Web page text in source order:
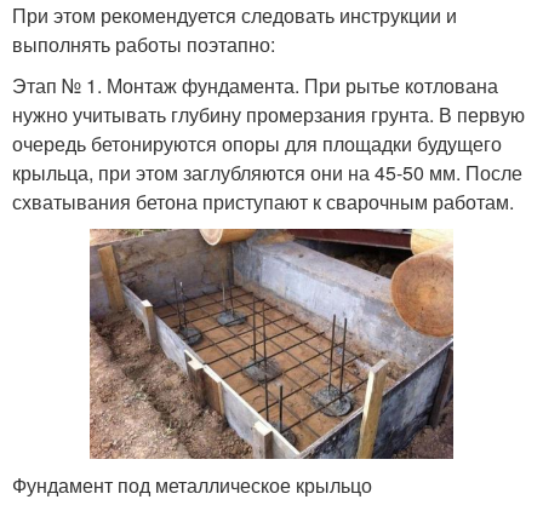
При этом рекомендуется следовать инструкции и
выполнять работы поэтапно:
Этап № 1. Монтаж фундамента. При рытье котлована
нужно учитывать глубину промерзания грунта. В первую
очередь бетонируются опоры для площадки будущего
крыльца, при этом заглубляются они на 45-50 мм. После
схватывания бетона приступают к сварочным работам.
Фундамент под металлическое крыльцо